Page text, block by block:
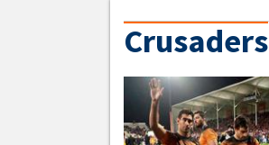
Crusaders